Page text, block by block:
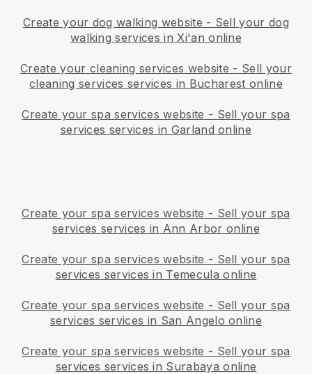
Create your dog walking website - Sell your dog
walking services in Xi'an online
Create your cleaning services website - Sell your
cleaning services services in Bucharest online
Create your spa services website - Sell your spa
services services in Garland online
Create your spa services website - Sell your spa
services services in Ann Arbor online
Create your spa services website - Sell your spa
services services in Temecula online
Create your spa services website - Sell your spa
services services in San Angelo online
Create your spa services website - Sell your spa
services services in Surabaya online